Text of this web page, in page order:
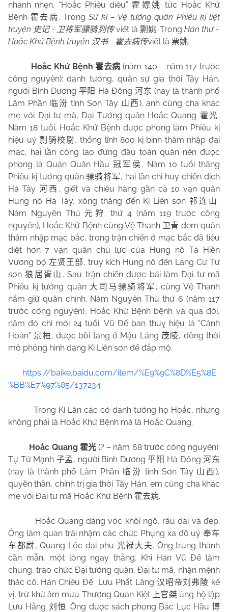
nhanh nhẹn. “Hoắc Phiêu diêu” 霍嫖姚 tức Hoắc Khứ
Bệnh 霍去病. TrongSử kí – Vệ tướng quân Phiêu kị liệt
truyện 史记- 卫将军骠骑列传 viết là 剽姚. TrongHán thư –
Hoắc Khứ Bệnh truyện 汉书- 霍去病传viết là 票姚.
Hoắc Khứ Bệnh霍去病 (năm 140 – năm 117 trước
công nguyên): danh tướng, quân sự gia thời Tây Hán,
người Bình Dương 平阳 Hà Đông 河东 (nay là thành phố
Lâm Phần
临汾 tỉnh Sơn Tây 山西), anh cùng cha khác
mẹ với Đại tư mã, Đại Tướng quân Hoắc Quang 霍光.
Năm 18 tuổi, Hoắc Khứ Bệnh được phong làm Phiêu kị
hiệu uý剽骑校尉, thống lĩnh 800 kị binh thâm nhập đại
mạc, hai lần công lao đứng đầu toàn quân nên được
phong là Quán Quân Hầu冠军侯 . Năm 10 tuổi thăng
Phiêu kị tướng quân骠骑将军, hai lần chỉ huy chiến dịch
Hà Tây 河西 , giết và chiêu hàng gần cả 10 vạn quân
Hung nô Hà Tây, xông thẳng đến Kì Liên sơn祁连山 .
Năm Nguyên Thú 元狩
thứ 4 (năm 119 trước công
nguyên), Hoắc Khứ Bệnh cùng Vệ Thanh 卫青 đem quân
thâm nhập mạc bắc, trong trận chiến ở mạc bắc đã tiêu
diệt hơn 7 vạn quân chủ lực của Hung nô Tả Hiền
Vương bộ 左贤王部, truy kích Hung nô đến Lang Cư Tư
sơn狼居胥山 . Sau trận chiến được bái làm Đại tư mã
Phiêu kị tướng quân 大司马骠骑将军 , cùng Vệ Thanh
nắm giữ quân chính. Năm Nguyên Thú thứ 6 (năm 117
trước công nguyên), Hoắc Khứ Bệnh bệnh và qua đời,
năm đó chỉ mới 24 tuổi. Vũ Đế ban thuỵ hiệu là “Cảnh
Hoàn” 景桓, được bồi tang ở Mậu Lăng 茂陵, đồng thời
mô phỏng hình dạng Kì Liên sơn để đắp mộ.
https://baike.baidu.com/item/%E9%9C%8D%E5%8E
%BB%E7%97%85/137234
Trong Kì Lân các có danh tướng họ Hoắc, nhưng
không phải là Hoắc Khứ Bệnh mà là Hoắc Quang.
Hoắc Quang 霍光 (? – năm 68 trước công nguyên):
Tự Tử Mạnh 子孟, người Bình Dương平阳 Hà Đông河东
(nay là thành phố Lâm Phần 临汾 tỉnh Sơn Tây 山西),
quyền thần, chính trị gia thời Tây Hán, em cùng cha khác
mẹ với Đại tư mã Hoắc Khứ Bệnh 霍去病.
Hoắc Quang dáng vóc khôi ngô, râu dài và đẹp.
Ông làm quan trải nhậm các chức Phụng xa đô uý奉车
车都尉, Quang Lộc đại phu 光禄大夫. Ông trung thành
cần mẫn, một lòng ngay thẳng. Khi Hán Vũ Đế lâm
chung, trao chức Đại tướng quân, Đại tư mã, nhận mệnh
thác cô. Hán Chiêu Đế Lưu Phất Lăng 汉昭帝刘弗陵 kế
vị, trừ khử âm mưu Thượng Quan Kiệt
上官桀 ủng hộ lập
Lưu Hằng 刘恒. Ông được sách phong Bác Lục Hầu 博